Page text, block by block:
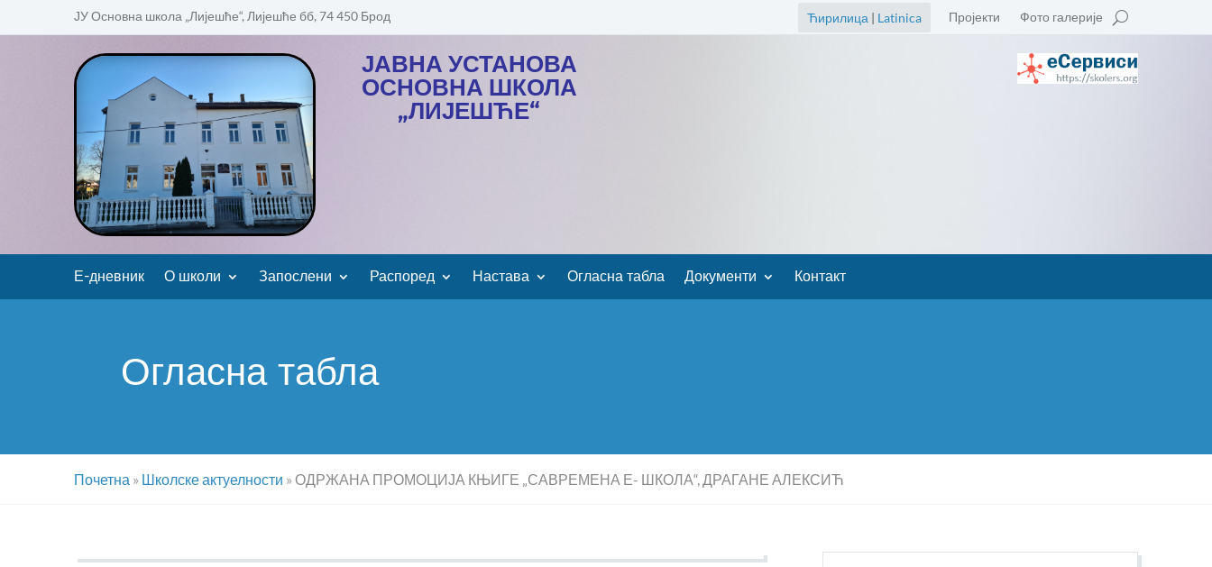
ЈУ Основна школа „Лијешће“, Лијешће бб, 74 450 Брод Пројекти Фото галерије
Ћирилица | Latinica
ЈАВНА УСТАНОВА
ОСНОВНА ШКОЛА
„ЛИЈЕШЋЕ“
Е-дневник О школи Запослени Распоред Настава Огласна табла Документи Контакт
Огласна табла
Почетна » Школске актуелности » ОДРЖАНА ПРОМОЦИЈА КЊИГЕ „САВРЕМЕНА Е- ШКОЛА“, ДРАГАНЕ АЛЕКСИЋ